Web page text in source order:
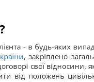
- в будь-яких
, закріплено
свої відносини,
від положень